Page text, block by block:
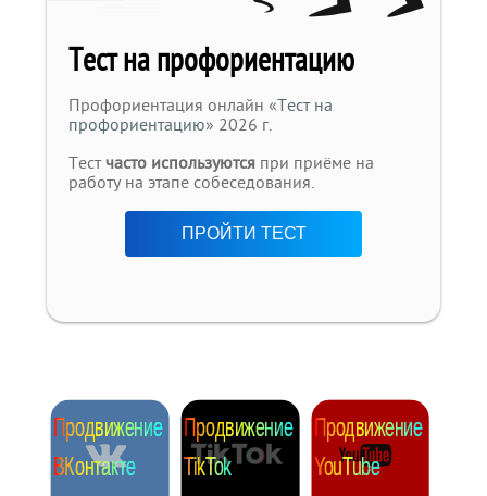
Тест на профориентацию
Профориентация онлайн «Тест на
профориентацию» 2026 г.
Тестчасто используются при приёме на
работу на этапе собеседования.
ПРОЙТИ ТЕСТ